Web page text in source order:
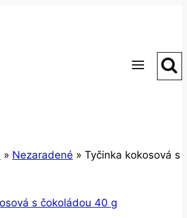
» Nezaradené » Tyčinka kokosová s